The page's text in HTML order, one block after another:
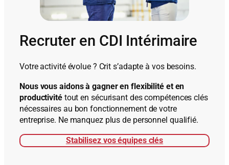
Recruter en CDI Intérimaire
Votre activité évolue ? Crit s’adapte à vos besoins.
Nous vous aidons à gagner en flexibilité et en
productivitétout en sécurisant des compétences clés
nécessaires au bon fonctionnement de votre
entreprise. Ne manquez plus de personnel qualifié.
Stabilisez vos équipes clés